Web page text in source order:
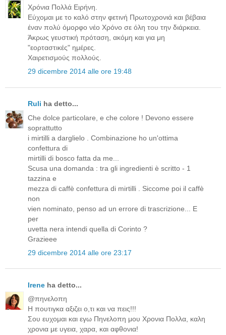
Χρόνια Πολλά Ειρήνη.
Εύχομαι με το καλό στην φετινή Πρωτοχρονιά και βέβαια
έναν πολύ όμορφο νέο Χρόνο σε όλη του την διάρκεια.
Άκρως γευστική πρόταση, ακόμη και για μη
"εορταστικές" ημέρες.
Χαιρετισμούς πολλούς.
29 dicembre 2014 alle ore 19:48
Ruli ha detto...
Che dolce particolare, e che colore ! Devono essere
soprattutto
i mirtilli a darglielo . Combinazione ho un'ottima
confettura di
mirtilli di bosco fatta da me...
Scusa una domanda : tra gli ingredienti è scritto - 1
tazzina e
mezza di caffè confettura di mirtilli . Siccome poi il caffè
non
vien nominato, penso ad un errore di trascrizione... E
per
uvetta nera intendi quella di Corinto ?
Grazieee
29 dicembre 2014 alle ore 23:17
Irene ha detto...
@πηνελοπη
Η πουτιγκα αξιζει ο,τι και να πεις!!!
Σου ευχομαι και εγω Πηνελοπη μου Χρονια Πολλα, καλη
χρονια με υγεια, χαρα, και αφθονια!